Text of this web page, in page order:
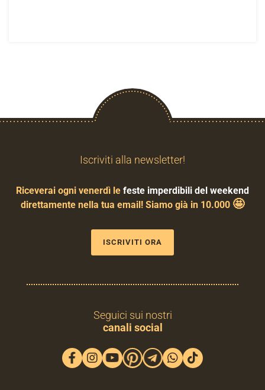
Iscriviti alla newsletter!
Riceverai ogni venerdì le feste imperdibili del weekend
direttamente nella tua email! Siamo già in 10.000 🤩
ISCRIVITI ORA
Seguici sui nostri
canali social